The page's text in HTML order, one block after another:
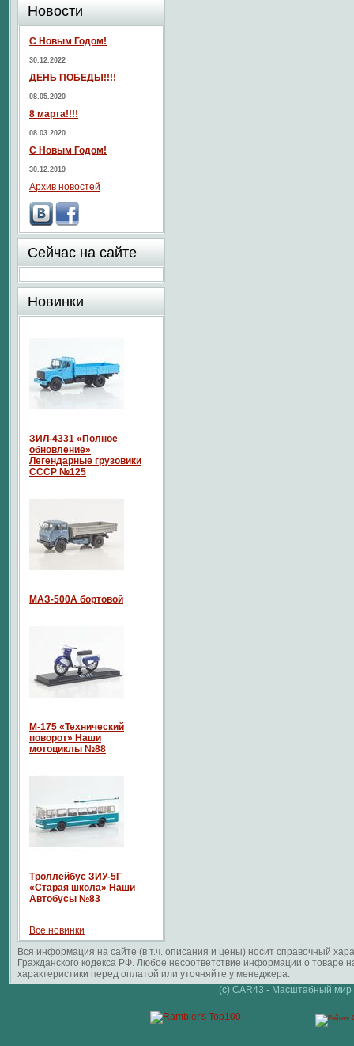
Новости
С Новым Годом!
30.12.2022
ДЕНЬ ПОБЕДЫ!!!!
08.05.2020
8 марта!!!!
08.03.2020
С Новым Годом!
30.12.2019
Архив новостей
Сейчас на сайте
Новинки
ЗИЛ-4331 «Полное
обновление»
Легендарные грузовики
СССР №125
МАЗ-500А бортовой
М-175 «Технический
поворот» Наши
мотоциклы №88
Троллейбус ЗИУ-5Г
«Старая школа» Наши
Автобусы №83
Все новинки
Вся информация на сайте (в т.ч. описания и цены) носит справочный
Гражданского кодекса РФ. Любое несоответствие информации о
характеристики перед оплатой или уточняйте у менеджера.
(c) CAR43 - Масштабный мир